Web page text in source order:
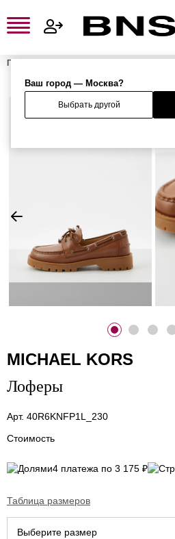
Ваш город — Москва?
Выбрать другой
Главная
MICHAEL KORS
Лоферы
Арт. 40R6KNFP1L_230
Стоимость
4 платежа по 3 175 ₽
Таблица размеров
Выберите размер